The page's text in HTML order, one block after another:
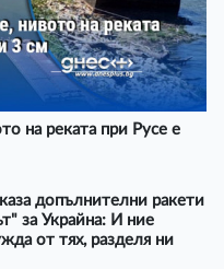
на реката при Русе е
допълнителни ракети
за Украйна: И ние
от тях, разделя ни